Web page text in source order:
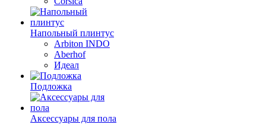
Напольный плинтус
Arbiton INDO
Aberhof
Идеал
Подложка
Аксессуары для пола